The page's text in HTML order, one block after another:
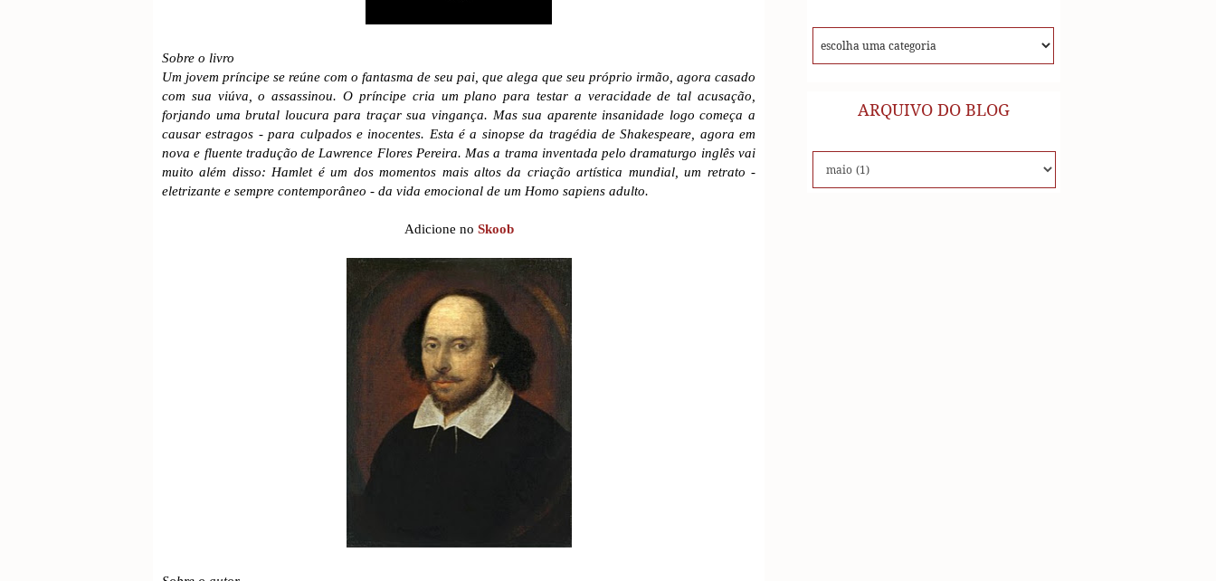
Sobre o livro
Um jovem príncipe se reúne com o fantasma de seu pai, que alega que seu próprio irmão, agora casado
com sua viúva, o assassinou. O príncipe cria um plano para testar a veracidade de tal acusação,
forjando uma brutal loucura para traçar sua vingança. Mas sua aparente insanidade logo começa a
causar estragos - para culpados e inocentes. Esta é a sinopse da tragédia de Shakespeare, agora em
nova e fluente tradução de Lawrence Flores Pereira. Mas a trama inventada pelo dramaturgo inglês vai
muito além disso: Hamlet é um dos momentos mais altos da criação artística mundial, um retrato -
eletrizante e sempre contemporâneo - da vida emocional de um Homo sapiens adulto.
Adicione no Skoob
ARQUIVO DO BLOG